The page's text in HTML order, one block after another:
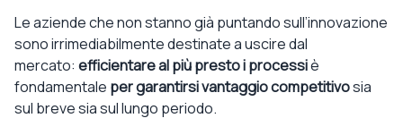
Le aziende che non stanno già puntando sull’innovazione
sono irrimediabilmente destinate a uscire dal
mercato: efficientare al più presto i processiè
fondamentale per garantirsi vantaggio competitivosia
sul breve sia sul lungo periodo.